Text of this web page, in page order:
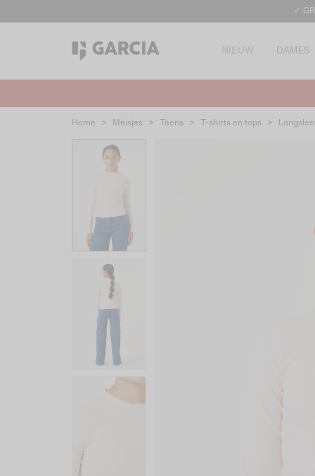
✓
NIEUW DAMES
Home > Meisjes > Teens > T-shirts en tops >